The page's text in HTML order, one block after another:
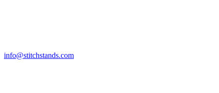
info@stitchstands.com